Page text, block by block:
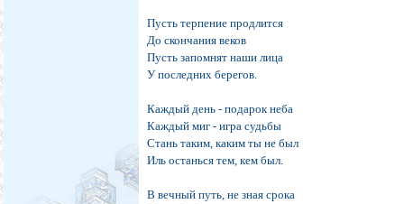
Пусть терпение продлится
До скончания веков
Пусть запомнят наши лица
У последних беpегов.
Каждый день - подарок неба
Каждый миг - игрa судьбы
Стань таким, каким ты не был
Иль останься тем, кем был.
В вечный путь, не зная срока